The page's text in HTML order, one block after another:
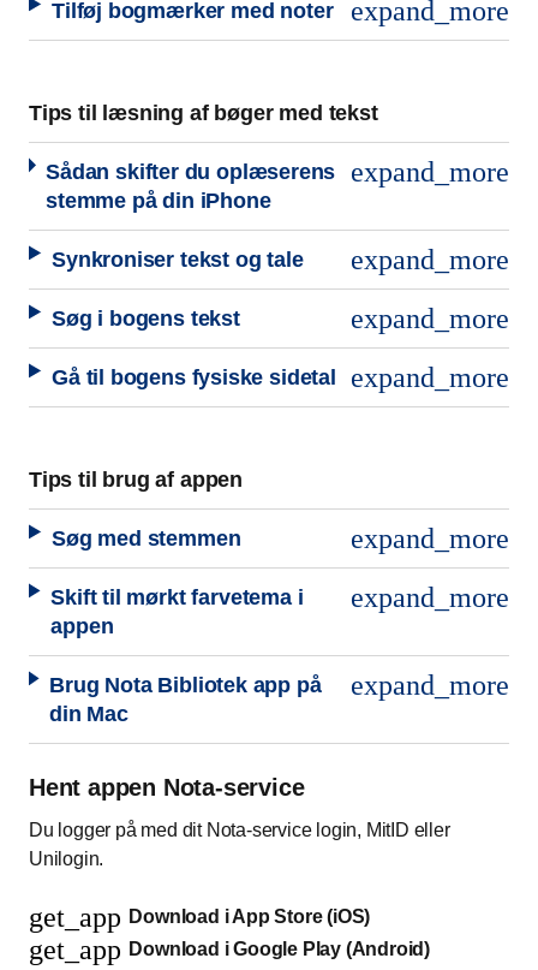
Tilføj bogmærker med noter expand_more
Tips til læsning af bøger med tekst
Sådan skifter du oplæserens
stemme på din iPhone
expand_more
Synkroniser tekst og tale expand_more
Søg i bogens tekst expand_more
Gå til bogens fysiske sidetal expand_more
Tips til brug af appen
Søg med stemmen expand_more
Skift til mørkt farvetema i
appen
expand_more
Brug Nota Bibliotek app på
din Mac
expand_more
Hent appen Nota-service
Du logger på med dit Nota-service login, MitID eller
Unilogin.
get_app Download i App Store (iOS)
get_app Download i Google Play (Android)